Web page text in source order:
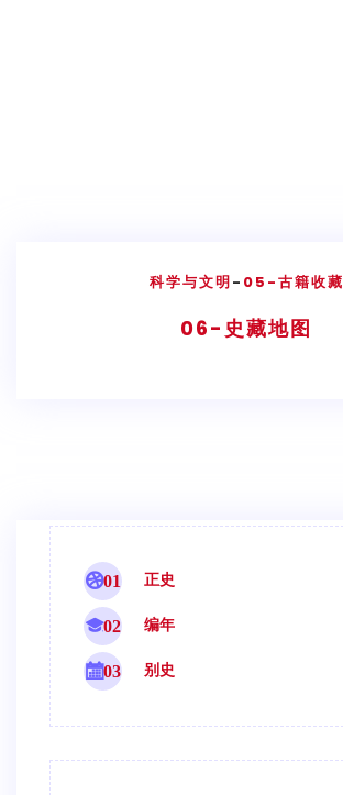
科学与文明- 05-古籍收藏
06-史藏地图
01 正史
02 编年
03 别史